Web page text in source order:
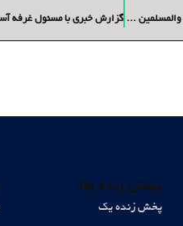
نشست علمی با موضوع ایران در پناه قرآن در سی و سومین نمایشگاه بین المللی قرآن کریم – حجت الاسلام والمسلمین دکتر اویسی
پخش زنده ها
پخش زنده یک